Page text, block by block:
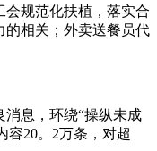
规范化扶植，落实合
的相关；外卖送餐员代
息，环绕“操纵未成
容20。2万条，对超